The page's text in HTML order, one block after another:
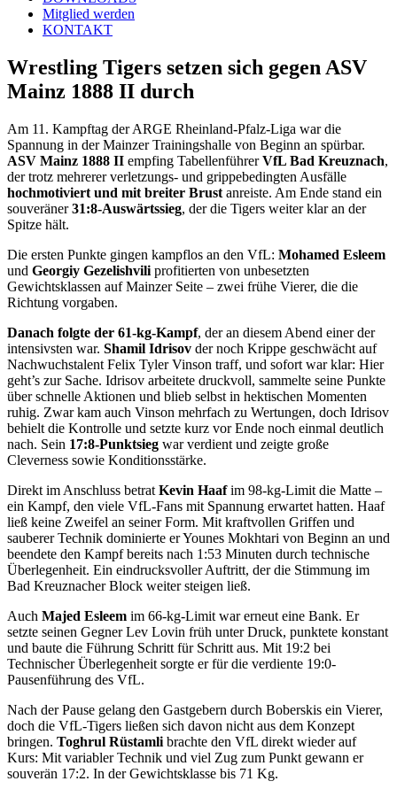
Mitglied werden
KONTAKT
Wrestling Tigers setzen sich gegen ASV
Mainz 1888 II durch
Am 11. Kampftag der ARGE Rheinland-Pfalz-Liga war die
Spannung in der Mainzer Trainingshalle von Beginn an spürbar.
ASV Mainz 1888 II empfing TabellenführerVfL Bad Kreuznach,
der trotz mehrerer verletzungs- und grippebedingten Ausfälle
hochmotiviert und mit breiter Brust anreiste. Am Ende stand ein
souveräner31:8-Auswärtssieg, der die Tigers weiter klar an der
Spitze hält.
Die ersten Punkte gingen kampflos an den VfL: Mohamed Esleem
und Georgiy Gezelishvili profitierten von unbesetzten
Gewichtsklassen auf Mainzer Seite – zwei frühe Vierer, die die
Richtung vorgaben.
Danach folgte der 61-kg-Kampf, der an diesem Abend einer der
intensivsten war. Shamil Idrisov der noch Krippe geschwächt auf
Nachwuchstalent Felix Tyler Vinson traff, und sofort war klar: Hier
geht’s zur Sache. Idrisov arbeitete druckvoll, sammelte seine Punkte
über schnelle Aktionen und blieb selbst in hektischen Momenten
ruhig. Zwar kam auch Vinson mehrfach zu Wertungen, doch Idrisov
behielt die Kontrolle und setzte kurz vor Ende noch einmal deutlich
nach. Sein 17:8-Punktsieg war verdient und zeigte große
Cleverness sowie Konditionsstärke.
Direkt im Anschluss betrat Kevin Haafim 98-kg-Limit die Matte –
ein Kampf, den viele VfL-Fans mit Spannung erwartet hatten. Haaf
ließ keine Zweifel an seiner Form. Mit kraftvollen Griffen und
sauberer Technik dominierte er Younes Mokhtari von Beginn an und
beendete den Kampf bereits nach 1:53 Minuten durch technische
Überlegenheit. Ein eindrucksvoller Auftritt, der die Stimmung im
Bad Kreuznacher Block weiter steigen ließ.
Auch Majed Esleem im 66-kg-Limit war erneut eine Bank. Er
setzte seinen Gegner Lev Lovin früh unter Druck, punktete konstant
und baute die Führung Schritt für Schritt aus. Mit 19:2 bei
Technischer Überlegenheit sorgte er für die verdiente 19:0-
Pausenführung des VfL.
Nach der Pause gelang den Gastgebern durch Boberskis ein Vierer,
doch die VfL-Tigers ließen sich davon nicht aus dem Konzept
bringen. Toghrul Rüstamli brachte den VfL direkt wieder auf
Kurs: Mit variabler Technik und viel Zug zum Punkt gewann er
souverän 17:2. In der Gewichtsklasse bis 71 Kg.